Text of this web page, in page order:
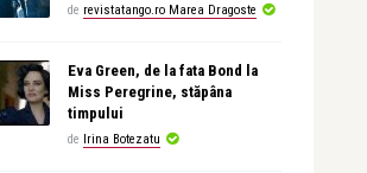
de revistatango.ro Marea Dragoste
Eva Green, de la fata Bond la
Miss Peregrine, stăpâna
timpului
de Irina Botezatu